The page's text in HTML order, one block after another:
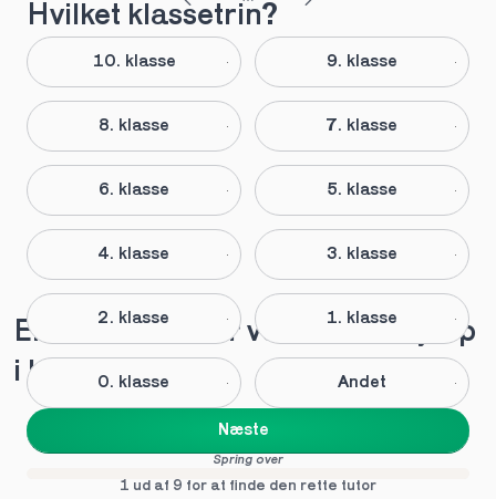
Hvilket klassetrin?
10. klasse 9. klasse
8. klasse 7. klasse
6. klasse 5. klasse
4. klasse 3. klasse
2. klasse 1. klasse
0. klasse Andet
Næste
Spring over
1 ud af 9 for at finde den rette tutor
Elever anbefaler vores lektiehjælp
i kgs.lyngby